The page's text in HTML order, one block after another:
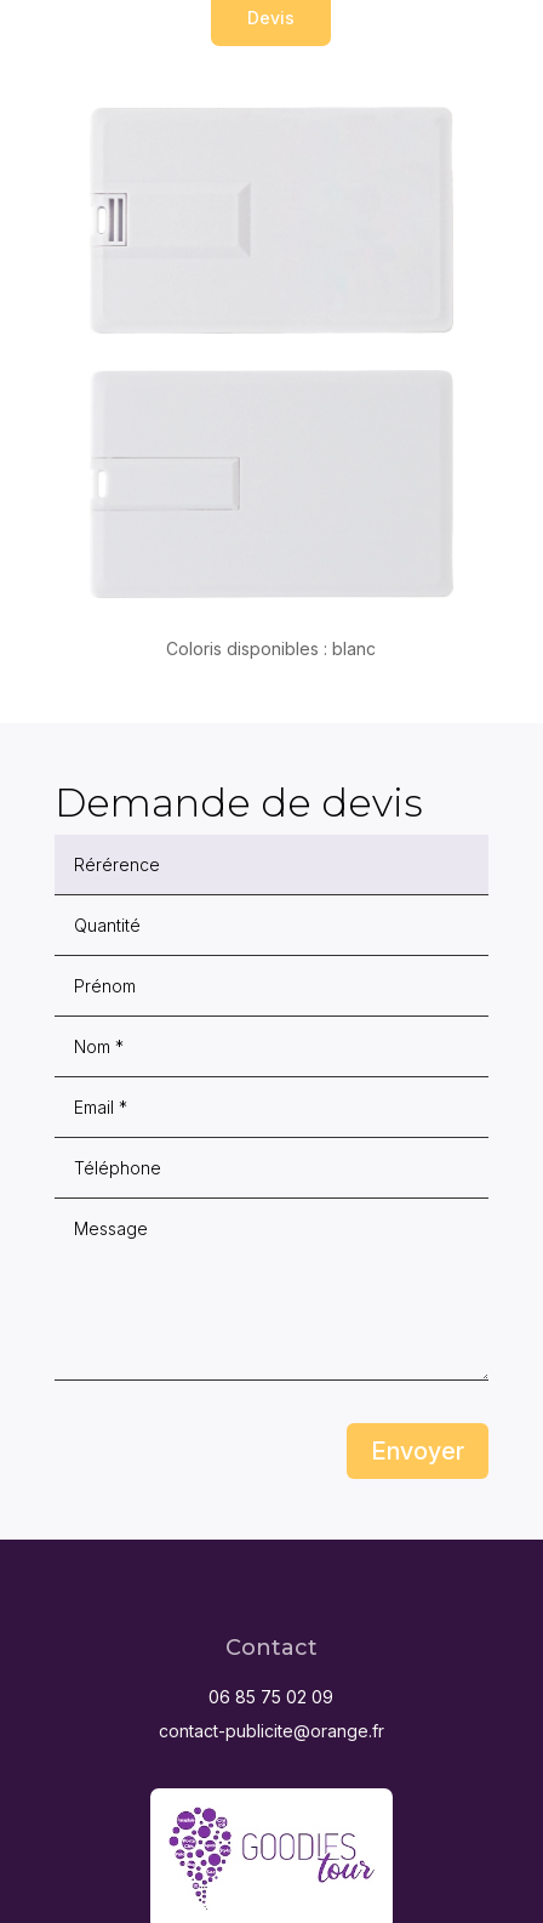
Devis
Coloris disponibles : blanc
Demande de devis
Envoyer
Contact
06 85 75 02 09
contact-publicite@orange.fr